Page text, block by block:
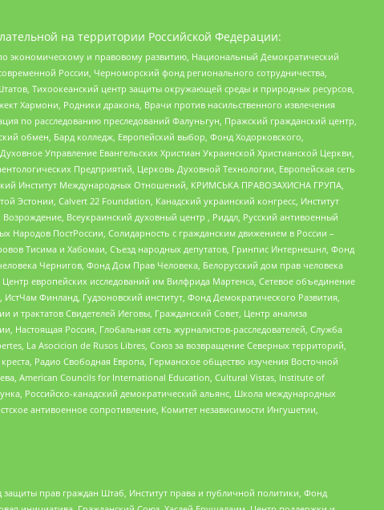
на территории Российской Федерации:
экономическому и правовому развитию, Национальный Демократический
России, Черноморский фонд регионального сотрудничества,
Тихоокеанский центр защиты окружающей среды и природных ресурсов,
Хармони, Родники дракона, Врачи против насильственного извлечения
по расследованию преследований Фалуньгун, Пражский гражданский центр,
обмен, Бард колледж, Европейский выбор, Фонд Ходорковского,
Управление Евангельских Христиан Украинской Христианской Церкви,
Предприятий, Церковь Духовной Технологии, Европейская сеть
Институт Международных Отношений, КРИМСЬКА ПРАВОЗАХИСНА ГРУПА,
Calvert 22 Foundation, Канадский украинский конгресс, Институт
Всеукраинский духовный центр , Риддл, Русский антивоенный
ПостРоссии, Солидарность с гражданским движением в России –
Тисима и Хабомаи, Съезд народных депутатов, Гринпис Интернешнл, Фонд
Чернигов, Фонд Дом Прав Человека, Белорусский дом прав человека
европейских исследований им Вилфрида Мартенса, Сетевое объединение
Финланд, Гудзоновский институт, Фонд Демократического Развития,
трактатов Свидетелей Иеговы, Гражданский Совет, Центр анализа
Настоящая Россия, Глобальная сеть журналистов-расследователей, Служба
La Asocicion de Rusos Libres, Союз за возвращение Северных территорий,
Радио Свободная Европа, Германское общество изучения Восточной
American Councils for International Education, Cultural Vistas, Institute of
Российско-канадский демократический альянс, Школа международных
антивоенное сопротивление, Комитет независимости Ингушетии,
прав граждан Штаб, Институт права и публичной политики, Фонд